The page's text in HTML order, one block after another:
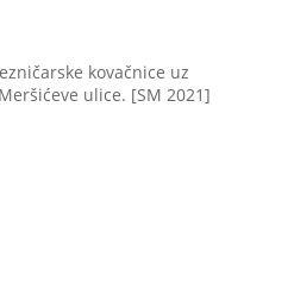
kovačnice uz
ulice. [SM 2021]